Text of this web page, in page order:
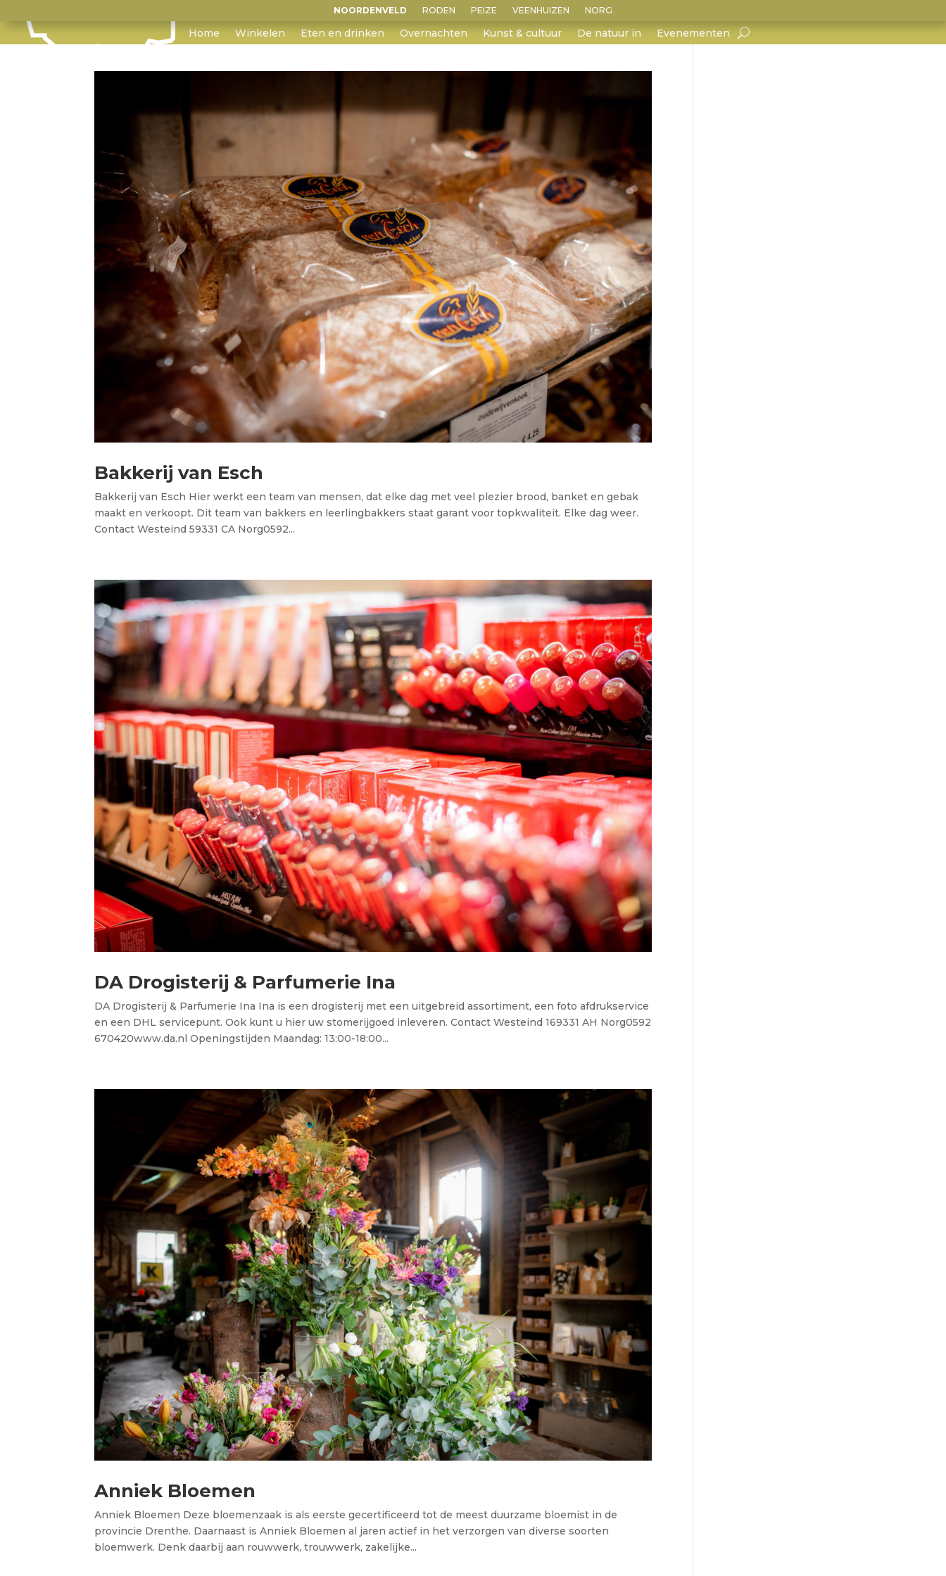
NOORDENVELD RODEN PEIZE VEENHUIZEN NORG
Home Winkelen Eten en drinken Overnachten Kunst & cultuur De natuur in Evenementen
Bakkerij van Esch
Bakkerij van Esch Hier werkt een team van mensen, dat elke dag met veel plezier brood, banket en gebak
maakt en verkoopt. Dit team van bakkers en leerlingbakkers staat garant voor topkwaliteit. Elke dag weer.
Contact Westeind 59331 CA Norg0592...
DA Drogisterij & Parfumerie Ina
DA Drogisterij & Parfumerie Ina Ina is een drogisterij met een uitgebreid assortiment, een foto afdrukservice
en een DHL servicepunt. Ook kunt u hier uw stomerijgoed inleveren. Contact Westeind 169331 AH Norg0592
670420www.da.nl Openingstijden Maandag: 13:00-18:00...
Anniek Bloemen
Anniek Bloemen Deze bloemenzaak is als eerste gecertificeerd tot de meest duurzame bloemist in de
provincie Drenthe. Daarnaast is Anniek Bloemen al jaren actief in het verzorgen van diverse soorten
bloemwerk. Denk daarbij aan rouwwerk, trouwwerk, zakelijke...